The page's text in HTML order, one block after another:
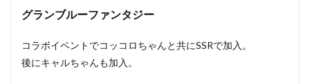
グランブルーファンタジー
コラボイベントでコッコロちゃんと共にSSRで加入。
後にキャルちゃんも加入。